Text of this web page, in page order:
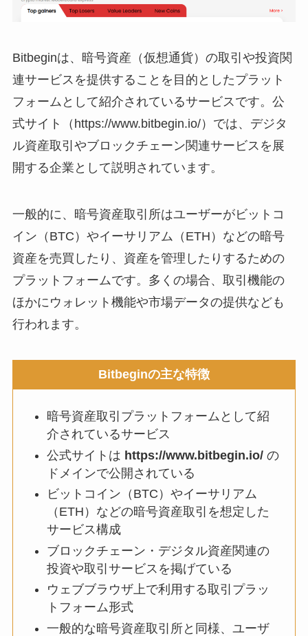
Bitbeginは、暗号資産（仮想通貨）の取引や投資関
連サービスを提供することを目的としたプラット
フォームとして紹介されているサービスです。公
式サイト（https://www.bitbegin.io/）では、デジタ
ル資産取引やブロックチェーン関連サービスを展
開する企業として説明されています。
一般的に、暗号資産取引所はユーザーがビットコ
イン（BTC）やイーサリアム（ETH）などの暗号
資産を売買したり、資産を管理したりするための
プラットフォームです。多くの場合、取引機能の
ほかにウォレット機能や市場データの提供なども
行われます。
Bitbeginの主な特徴
暗号資産取引プラットフォームとして紹
介されているサービス
公式サイトは https://www.bitbegin.io/ の
ドメインで公開されている
ビットコイン（BTC）やイーサリアム
（ETH）などの暗号資産取引を想定した
サービス構成
ブロックチェーン・デジタル資産関連の
投資や取引サービスを掲げている
ウェブブラウザ上で利用する取引プラッ
トフォーム形式
一般的な暗号資産取引所と同様、ユーザ